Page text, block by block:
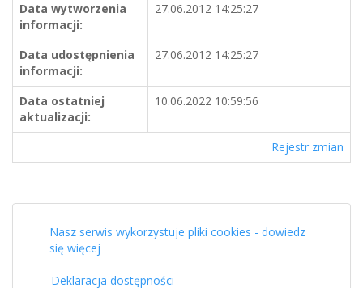
Data wytworzenia
informacji:
27.06.2012 14:25:27
Data udostępnienia
informacji:
27.06.2012 14:25:27
Data ostatniej
aktualizacji:
10.06.2022 10:59:56
Rejestr zmian
Nasz serwis wykorzystuje pliki cookies - dowiedz
się więcej
Deklaracja dostępności